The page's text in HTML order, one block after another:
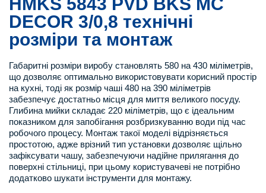
DECOR 3/0,8 технічні
розміри та монтаж
Габаритні розміри виробу становлять 580 на 430 міліметрів,
що дозволяє оптимально використовувати корисний простір
на кухні, тоді як розмір чаші 480 на 390 міліметрів
забезпечує достатньо місця для миття великого посуду.
Глибина мийки складає 220 міліметрів, що є ідеальним
показником для запобігання розбризкуванню води під час
робочого процесу. Монтаж такої моделі відрізняється
простотою, адже врізний тип установки дозволяє щільно
зафіксувати чашу, забезпечуючи надійне прилягання до
поверхні стільниці, при цьому користувачеві не потрібно
додатково шукати інструменти для монтажу.